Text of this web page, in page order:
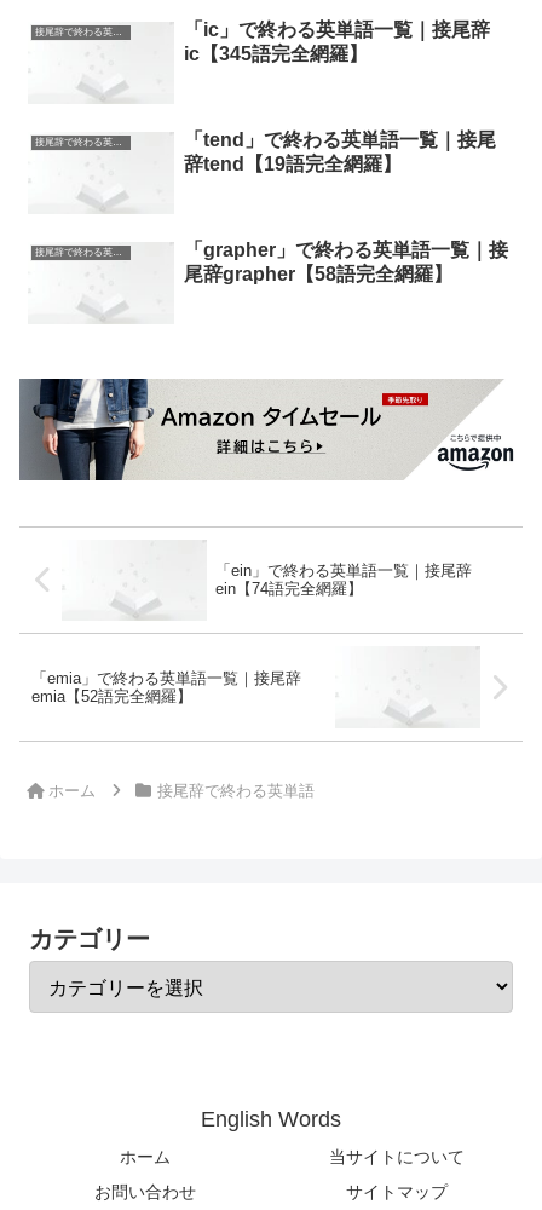
接尾辞で終わる英単語
「ic」で終わる英単語一覧｜接尾辞
ic【345語完全網羅】
接尾辞で終わる英単語
「tend」で終わる英単語一覧｜接尾
辞tend【19語完全網羅】
接尾辞で終わる英単語
「grapher」で終わる英単語一覧｜接
尾辞grapher【58語完全網羅】
「ein」で終わる英単語一覧｜接尾辞
ein【74語完全網羅】
「emia」で終わる英単語一覧｜接尾辞
emia【52語完全網羅】
ホーム 接尾辞で終わる英単語
カテゴリー
English Words
ホーム
当サイトについて
お問い合わせ
サイトマップ